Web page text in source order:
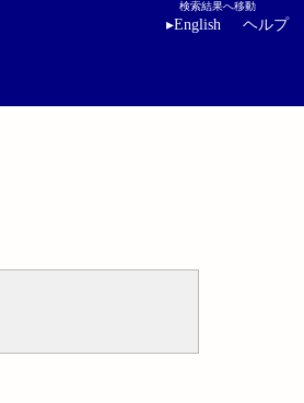
検索結果へ移動
▸English ヘルプ